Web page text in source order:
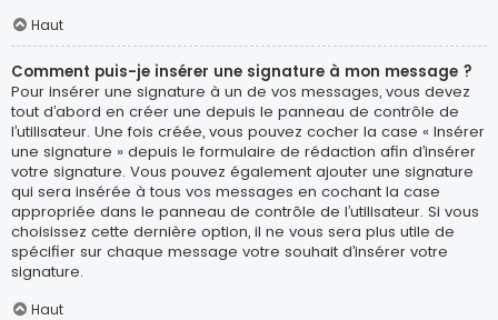
Haut
Comment puis-je insérer une signature à mon message ?
Pour insérer une signature à un de vos messages, vous devez
tout d’abord en créer une depuis le panneau de contrôle de
l’utilisateur. Une fois créée, vous pouvez cocher la case « Insérer
une signature » depuis le formulaire de rédaction afin d’insérer
votre signature. Vous pouvez également ajouter une signature
qui sera insérée à tous vos messages en cochant la case
appropriée dans le panneau de contrôle de l’utilisateur. Si vous
choisissez cette dernière option, il ne vous sera plus utile de
spécifier sur chaque message votre souhait d’insérer votre
signature.
Haut